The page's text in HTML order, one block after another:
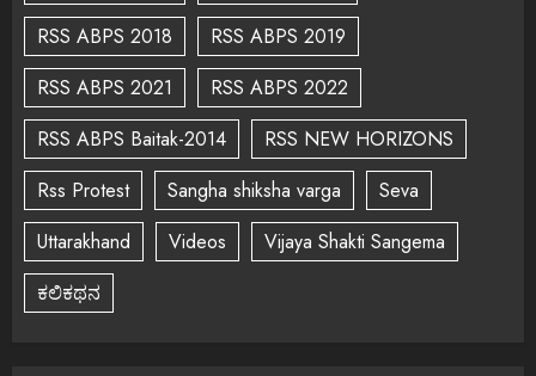
RSS ABPS 2018
RSS ABPS 2019
RSS ABPS 2021
RSS ABPS 2022
RSS ABPS Baitak-2014
RSS NEW HORIZONS
Rss Protest
Sangha shiksha varga
Seva
Uttarakhand
Videos
Vijaya Shakti Sangema
ಕಲಿಕಥನ